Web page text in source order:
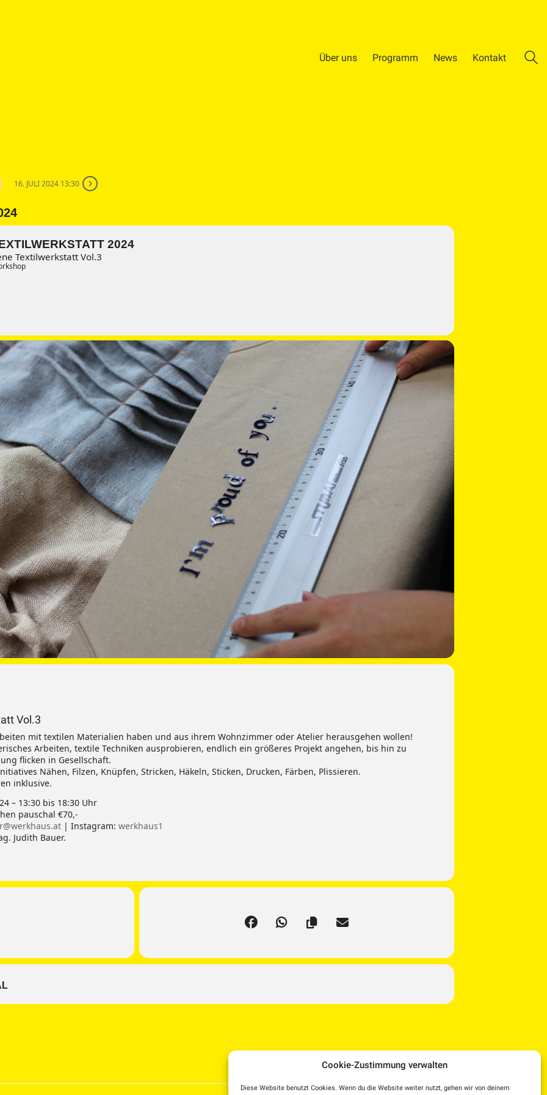
Cookie-Zustimmung verwalten
Diese Website benutzt Cookies. Wenn du die Website weiter nutzt, gehen wir von deinem
Über uns Programm News Kontakt
16. JULI 2024 13:30
2024
Textilwerkstatt Vol.3
Vol.3
mit textilen Materialien haben und aus ihrem Wohnzimmer oder Atelier herausgehen wollen!
Arbeiten, textile Techniken ausprobieren, endlich ein größeres Projekt angehen, bis hin zu
flicken in Gesellschaft.
Nähen, Filzen, Knüpfen, Stricken, Häkeln, Sticken, Drucken, Färben, Plissieren.
inklusive.
– 13:30 bis 18:30 Uhr
pauschal €70,-
| Instagram: werkhaus1
Judith Bauer.